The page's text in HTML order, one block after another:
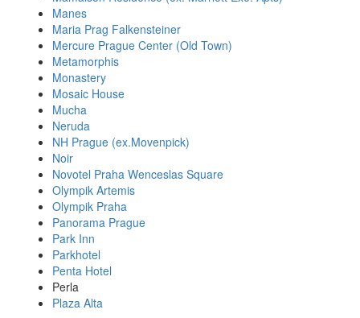
Manes
Maria Prag Falkensteiner
Mercure Prague Center (Old Town)
Metamorphis
Monastery
Mosaic House
Mucha
Neruda
NH Prague (ex.Movenpick)
Noir
Novotel Praha Wenceslas Square
Olympik Artemis
Olympik Praha
Panorama Prague
Park Inn
Parkhotel
Penta Hotel
Perla
Plaza Alta